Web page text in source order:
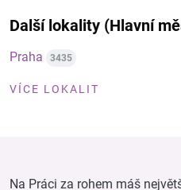
Další lokality (Hlavní
Praha 3435
VÍCE LOKALIT
Na Práci za rohem máš